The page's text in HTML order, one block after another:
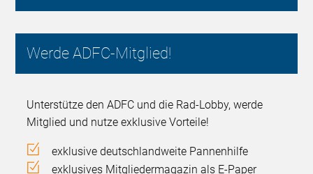
Werde ADFC-Mitglied!
Unterstütze den ADFC und die Rad-Lobby, werde
Mitglied und nutze exklusive Vorteile!
exklusive deutschlandweite Pannenhilfe
exklusives Mitgliedermagazin als E-Paper